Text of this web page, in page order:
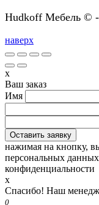
Hudkoff Мебель ©
наверх
x
Ваш заказ
Имя
нажимая на кнопку,
персональных
конфиденциальности
x
Спасибо! Наш
0